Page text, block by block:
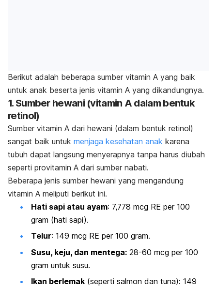
Berikut adalah beberapa sumber vitamin A yang baik
untuk anak beserta jenis vitamin A yang dikandungnya.
1. Sumber hewani (vitamin A dalam bentuk
retinol)
Sumber vitamin A dari hewani (dalam bentuk retinol)
sangat baik untuk menjaga kesehatan anak karena
tubuh dapat langsung menyerapnya tanpa harus diubah
seperti provitamin A dari sumber nabati.
Beberapa jenis sumber hewani yang mengandung
vitamin A meliputi berikut ini.
Hati sapi atau ayam: 7,778 mcg RE per 100
gram (hati sapi).
Telur: 149 mcg RE per 100 gram.
Susu, keju, dan mentega: 28-60 mcg per 100
gram untuk susu.
Ikan berlemak (seperti salmon dan tuna): 149